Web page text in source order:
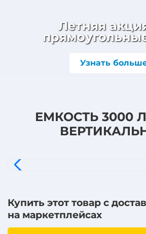
Летняя
Узнать
ЕМКОСТЬ 3000
Купить этот товар с
на маркетплейсах